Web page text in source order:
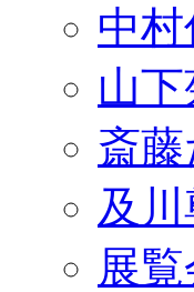
中
山
斎
及
展